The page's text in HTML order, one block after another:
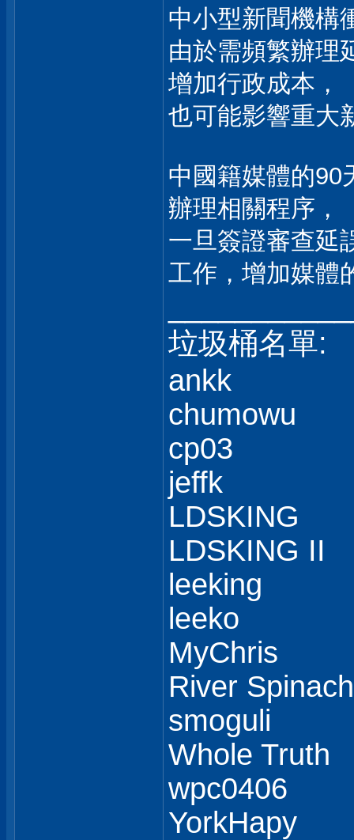
中小型新聞機構
由於需頻繁辦理
增加行政成本，
也可能影響重大
中國籍媒體的90
辦理相關程序，
一旦簽證審查延
工作，增加媒體
垃圾桶名單:
ankk
chumowu
cp03
jeffk
LDSKING
LDSKING II
leeking
leeko
MyChris
River Spinach
smoguli
Whole Truth
wpc0406
YorkHapy